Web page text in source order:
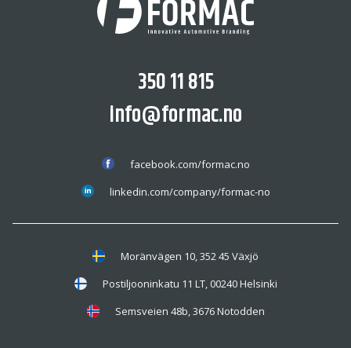
350 11 815
info@formac.no
facebook.com/formac.no
linkedin.com/company/formac-no
Moränvägen 10, 352 45 Växjö
Postiljooninkatu 11 LT, 00240 Helsinki
Semsveien 48b, 3676 Notodden